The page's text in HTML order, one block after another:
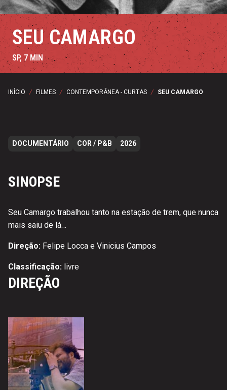
SEU CAMARGO
SP, 7 MIN
INÍCIO / FILMES / CONTEMPORÂNEA - CURTAS / SEU CAMARGO
DOCUMENTÁRIO COR / P&B 2026
SINOPSE
Seu Camargo trabalhou tanto na estação de trem, que nunca
mais saiu de lá…
Direção: Felipe Locca e Vinicius Campos
Classificação: livre
DIREÇÃO